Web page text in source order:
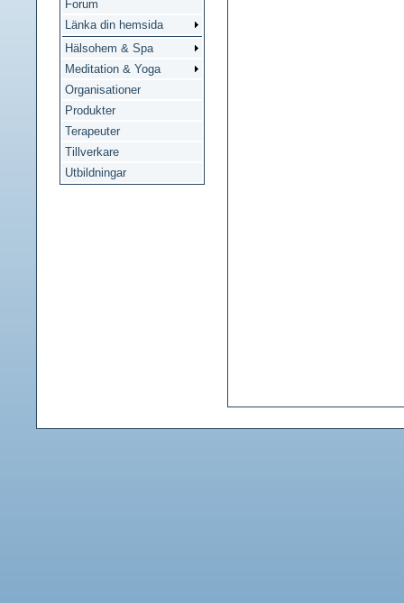
Forum
Länka din hemsida
Hälsohem & Spa
Meditation & Yoga
Organisationer
Produkter
Terapeuter
Tillverkare
Utbildningar